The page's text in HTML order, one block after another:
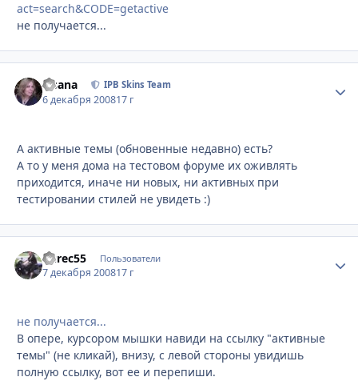
act=search&CODE=getactive
не получается...
Fisana IPB Skins Team
6 декабря 200817 г
А активные темы (обновенные недавно) есть?
А то у меня дома на тестовом форуме их оживлять
приходится, иначе ни новых, ни активных при
тестировании стилей не увидеть :)
Yurec55 Пользователи
7 декабря 200817 г
не получается...
В опере, курсором мышки навиди на ссылку "активные
темы" (не кликай), внизу, с левой стороны увидишь
полную ссылку, вот ее и перепиши.